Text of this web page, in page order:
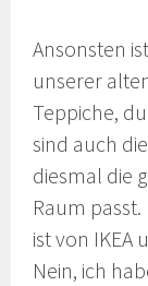
Ansonsten
unserer
Teppiche,
sind auch
diesmal die
Raum passt.
ist von IKEA
Nein, ich